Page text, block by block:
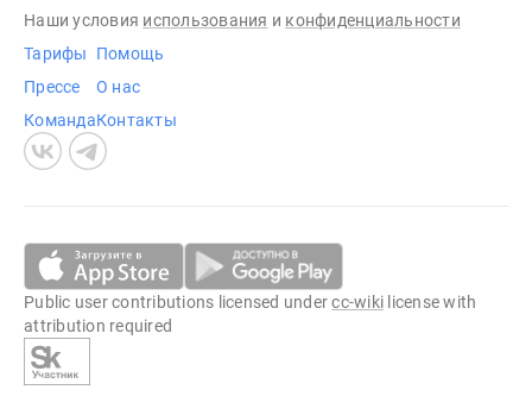
Наши условия использования и конфиденциальности
Тарифы
Прессе
Команда
Помощь
О нас
Контакты
Public user contributions licensed undercc-wiki license with
attribution required